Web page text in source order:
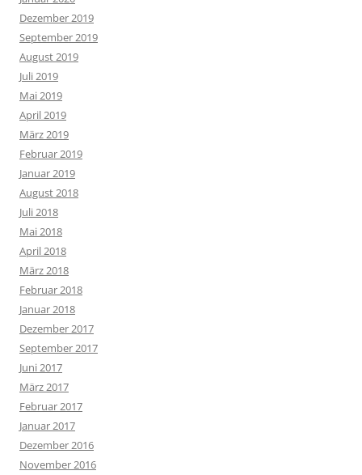
Dezember 2019
September 2019
August 2019
Juli 2019
Mai 2019
April 2019
März 2019
Februar 2019
Januar 2019
August 2018
Juli 2018
Mai 2018
April 2018
März 2018
Februar 2018
Januar 2018
Dezember 2017
September 2017
Juni 2017
März 2017
Februar 2017
Januar 2017
Dezember 2016
November 2016